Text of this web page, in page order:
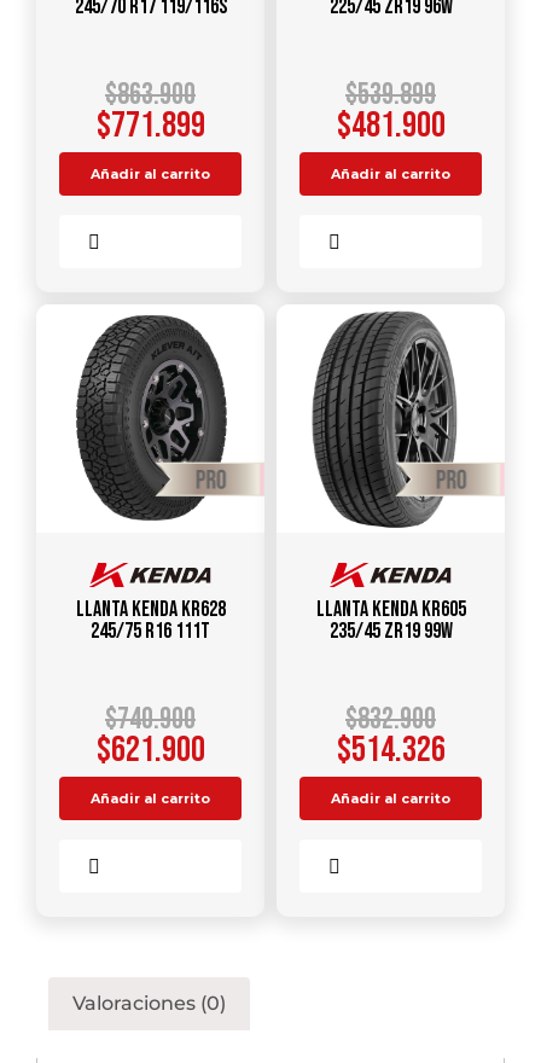
245/70 R17 119/116S
$863.900
$771.899
Añadir al carrito
225/45 ZR19 96W
$539.899
$481.900
Añadir al carrito
Llanta KENDA KR628
245/75 R16 111T
$740.900
$621.900
Añadir al carrito
Llanta KENDA KR605
235/45 ZR19 99W
$832.900
$514.326
Añadir al carrito
Valoraciones (0)